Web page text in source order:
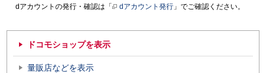
dアカウントの発行・確認は「
dアカウント発行 」でご確認ください。
ドコモショップを表示
量販店などを表示